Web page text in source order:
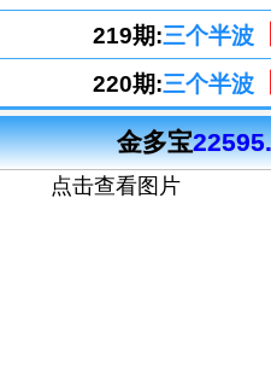
219期:三个半波
220期:三个半波
金多宝